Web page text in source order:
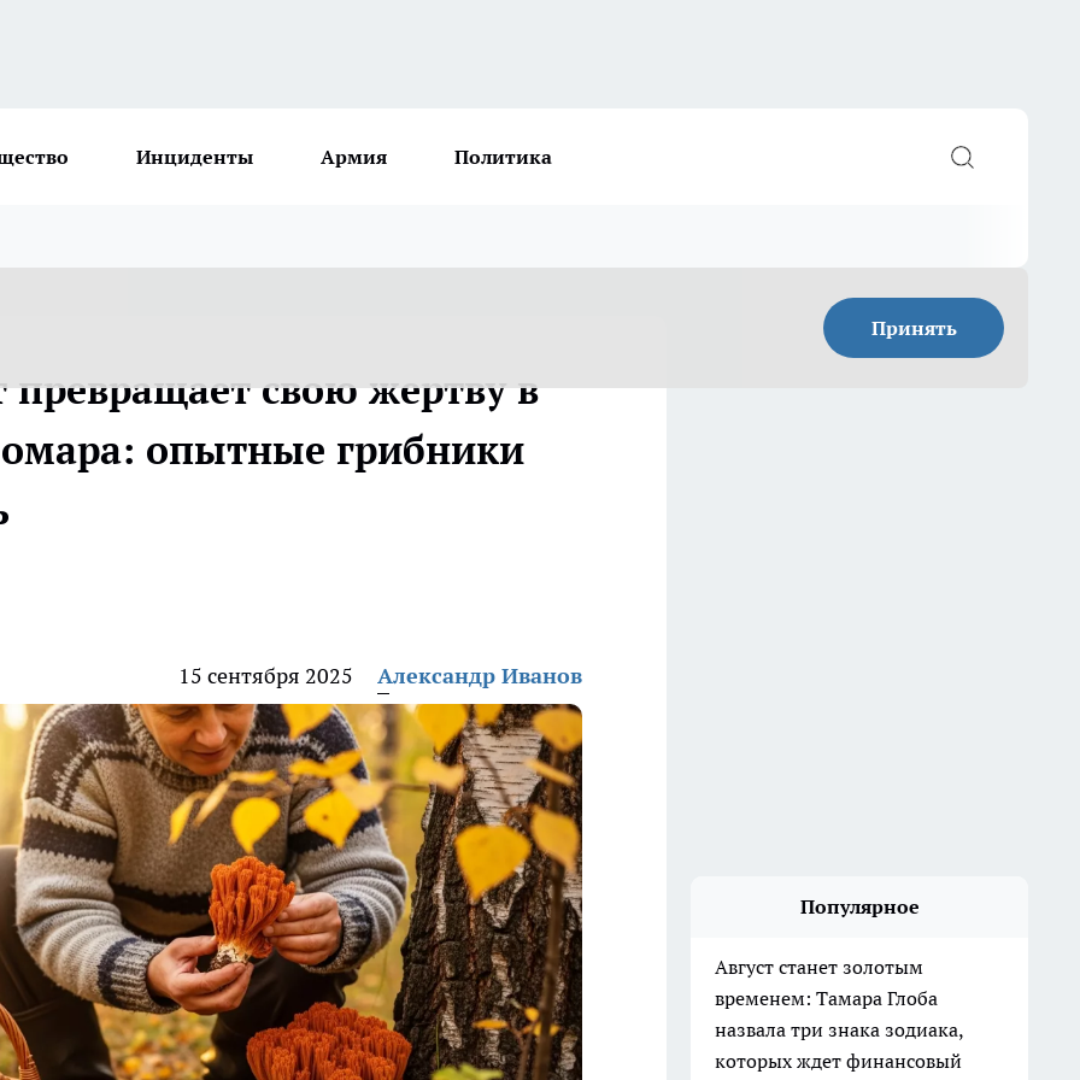
Инциденты Армия Политика
Принять
превращает свою жертву в
омара: опытные грибники
15 сентября 2025 Александр Иванов
Популярное
Август станет золотым
временем: Тамара Глоба
назвала три знака зодиака,
которых ждет финансовый